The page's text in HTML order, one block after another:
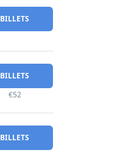
BILLETS
BILLETS
€52
BILLETS